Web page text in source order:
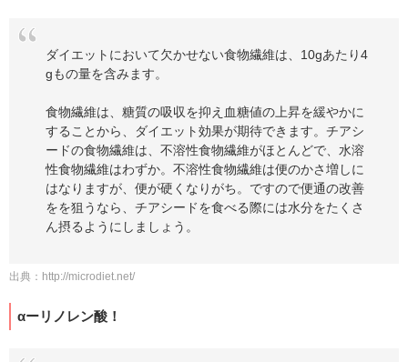
ダイエットにおいて欠かせない食物繊維は、10gあたり4
gもの量を含みます。
食物繊維は、糖質の吸収を抑え血糖値の上昇を緩やかに
することから、ダイエット効果が期待できます。チアシ
ードの食物繊維は、不溶性食物繊維がほとんどで、水溶
性食物繊維はわずか。不溶性食物繊維は便のかさ増しに
はなりますが、便が硬くなりがち。ですので便通の改善
をを狙うなら、チアシードを食べる際には水分をたくさ
ん摂るようにしましょう。
出典： http://microdiet.net/
αーリノレン酸！